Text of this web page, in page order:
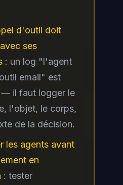
d'outil doit
ses
: un log "l'agent
email" est
— il faut logger le
l'objet, le corps,
de la décision.
les agents avant
en
: tester